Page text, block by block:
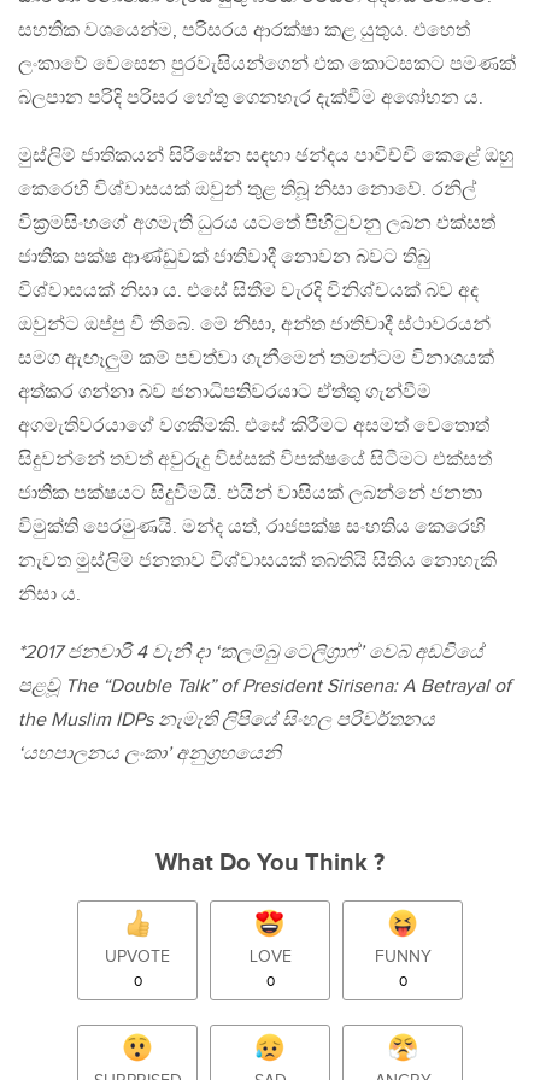
සහතික වශයෙන්ම, පරිසරය ආරක්ෂා කළ යුතුය. එහෙත්
ලංකාවේ වෙසෙන පුරවැසියන්ගෙන් එක කොටසකට පමණක්
බලපාන පරිදි පරිසර හේතු ගෙනහැර දැක්වීම අශෝභන ය.
මුස්ලිම් ජාතිකයන් සිරිසේන සඳහා ඡන්දය පාවිච්චි කෙළේ ඔහු
කෙරෙහි විශ්වාසයක් ඔවුන් තුළ තිබූ නිසා නොවේ. රනිල්
වික්‍රමසිංහගේ අගමැති ධුරය යටතේ පිහිටුවනු ලබන එක්සත්
ජාතික පක්ෂ ආණ්ඩුවක් ජාතිවාදී නොවන බවට තිබු
විශ්වාසයක් නිසා ය. එසේ සිතීම වැරදි විනිශ්චයක් බව අද
ඔවුන්ට ඔප්පු වී තිබේ. මේ නිසා, අන්ත ජාතිවාදී ස්ථාවරයන්
සමග ඇඟෑලුම් කම් පවත්වා ගැනීමෙන් තමන්ටම විනාශයක්
අත්කර ගන්නා බව ජනාධිපතිවරයාට ඒත්තු ගැන්වීම
අගමැතිවරයාගේ වගකීමකි. එසේ කිරීමට අසමත් වෙතොත්
සිදුවන්නේ තවත් අවුරුදු විස්සක් විපක්ෂයේ සිටීමට එක්සත්
ජාතික පක්ෂයට සිදුවීමයි. එයින් වාසියක් ලබන්නේ ජනතා
විමුක්ති පෙරමුණයි. මන්ද යත්, රාජපක්ෂ සංහතිය කෙරෙහි
නැවත මුස්ලිම් ජනතාව විශ්වාසයක් තබතියි සිතිය නොහැකි
නිසා ය.
*2017 ජනවාරි 4 වැනි දා ‘කලම්බු ටෙලිග්‍රාෆ්’ වෙබ් අඩවියේ
පළවූ The “Double Talk” of President Sirisena: A Betrayal of
the Muslim IDPs නැමැති ලිපියේ සිංහල පරිවර්තනය
‘යහපාලනය ලංකා’ අනුග්‍රහයෙනි
What Do You Think ?
UPVOTE
0
LOVE
0
FUNNY
0